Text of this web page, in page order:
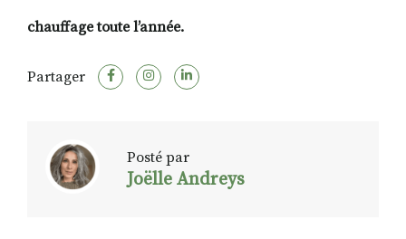
chauffage toute l’année.
Partager
Posté par
Joëlle Andreys